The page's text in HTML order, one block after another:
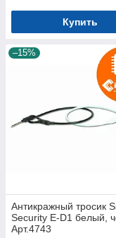
Купить
–15%
Антикражный тросик
Security E-D1 белый,
Арт.4743